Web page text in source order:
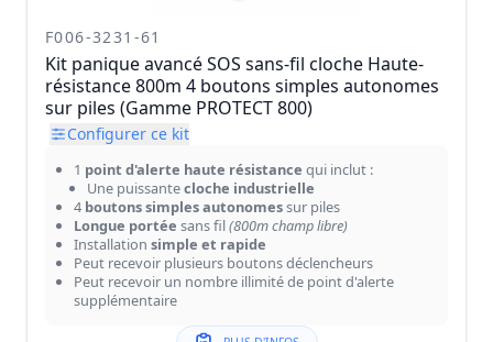
F006-3231-61
Kit panique avancé SOS sans-fil cloche Haute-
résistance 800m 4 boutons simples autonomes
sur piles (Gamme PROTECT 800)
Configurer ce kit
1 point d'alerte haute résistance qui inclut :
Une puissantecloche industrielle
4 boutons simples autonomessur piles
Longue portée sans fil(800m champ libre)
Installation simple et rapide
Peut recevoir plusieurs boutons déclencheurs
Peut recevoir un nombre illimité de point d'alerte
supplémentaire